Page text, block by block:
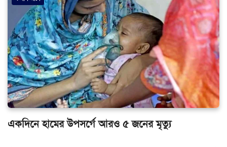
একদিনে হামের উপসর্গে আরও ৫ জনের মৃত্যু